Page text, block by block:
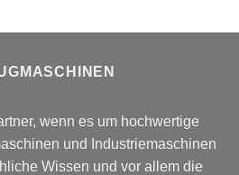
wenn es um hochwertige
und Industriemaschinen
Wissen und vor allem die